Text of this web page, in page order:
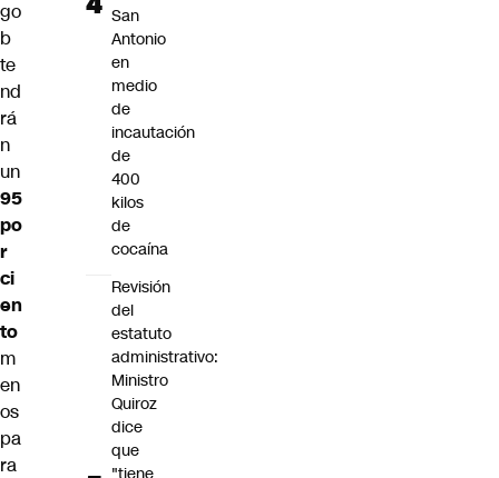
go
b
te
nd
rá
n
un
95
po
r
ci
en
to
m
en
os
pa
ra
San
Antonio
en
medio
de
incautación
de
400
kilos
de
cocaína
Revisión
del
estatuto
administrativo:
Ministro
Quiroz
dice
que
"tiene